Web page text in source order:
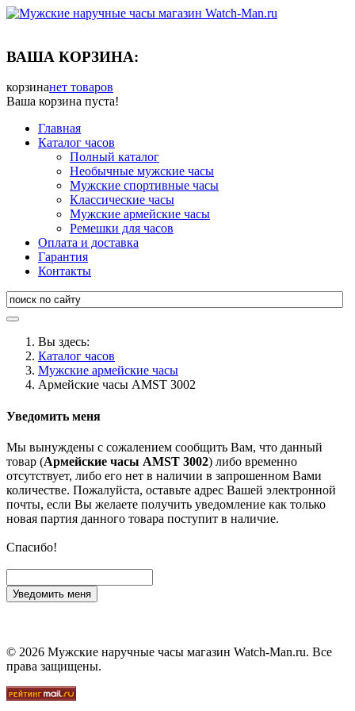
ВАША КОРЗИНА:
корзинанет товаров
Ваша корзина пуста!
Главная
Каталог часов
Полный каталог
Необычные мужские часы
Мужские спортивные часы
Классические часы
Мужские армейские часы
Ремешки для часов
Оплата и доставка
Гарантия
Контакты
Вы здесь:
Каталог часов
Мужские армейские часы
Армейские часы AMST 3002
Уведомить меня
Мы вынуждены с сожалением сообщить Вам, что данный
товар (Армейские часы AMST 3002) либо временно
отсутствует, либо его нет в наличии в запрошенном Вами
количестве. Пожалуйста, оставьте адрес Вашей электронной
почты, если Вы желаете получить уведомление как только
новая партия данного товара поступит в наличие.
Спасибо!
Уведомить меня
© 2026 Мужские наручные часы магазин Watch-Man.ru. Все
права защищены.